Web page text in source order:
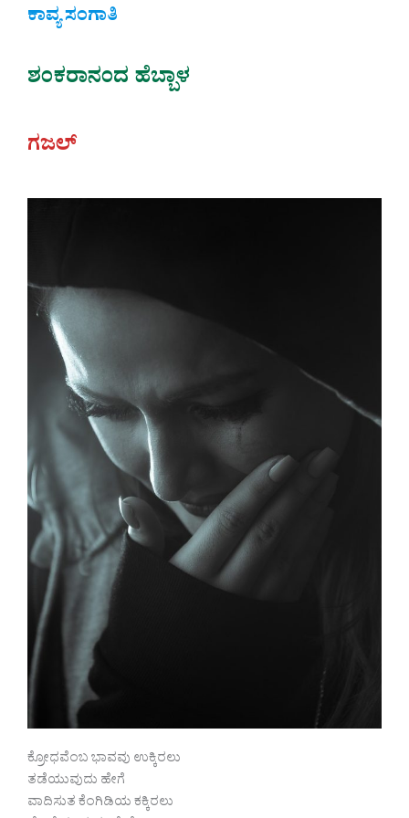
ಕಾವ್ಯ ಸಂಗಾತಿ
ಶಂಕರಾನಂದ ಹೆಬ್ಬಾಳ
ಗಜಲ್
ಕ್ರೋಧವೆಂಬ ಭಾವವು ಉಕ್ಕಿರಲು
ತಡೆಯುವುದು ಹೇಗೆ
ವಾದಿಸುತ ಕೆಂಗಿಡಿಯ ಕಕ್ಕಿರಲು